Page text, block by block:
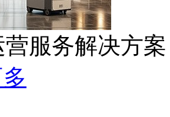
营服务解决方案